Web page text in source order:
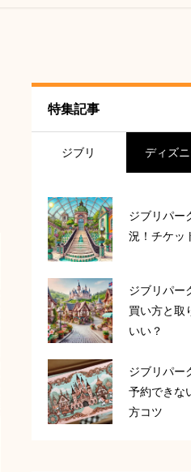
特集記事
ジブリ ディズ
ジブリパー
況！チケッ
ジブリパー
買い方と取
いい？
ジブリパー
予約できな
方コツ